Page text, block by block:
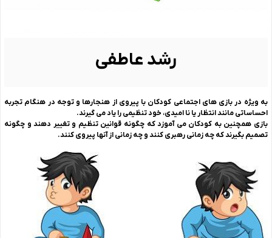
رشد عاطفی
به ویژه در بازی های اجتماعی کودکان با پیروی از هنجارها و توجه در هنگام تجربه
احساساتی مانند انتظار یا نا امیدی، خود تنظیمی را یاد می گیرند.
بازی همچنین به کودکان می آموزد که چگونه قوانین تنظیم و تغییر دهند و چگونه
تصمیم بگیرند که چه زمانی رهبری کنند و چه زمانی از آنها پیروی کنند.